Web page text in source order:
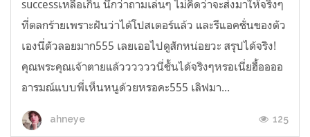
successเหลือเกิน นึกว่าถามเล่นๆ ไม่คิดว่าจะส่งมาให้จริงๆ
ที่ตลกร้ายเพราะฝันว่าได้โปสเตอร์แล้ว และรีแอคชั่นของตัว
เองนี่ตัวลอยมาก555 เลยเออไปดูสักหน่อยวะ สรุปได้จริง!
คุณพระคุณเจ้าตายแล้ววววววนี่ชั้นได้จริงๆหรอเนี่ยฮื้ออออ
อารมณ์แบบพี่เห็นหนูด้วยหรอคะ555 เลิฟมา...
ahneye 125